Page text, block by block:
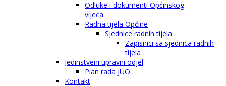
Odluke i dokumenti Općinskog
vijeća
Radna tijela Općine
Sjednice radnih tijela
Zapisnici sa sjednica radnih
tijela
Jedinstveni upravni odjel
Plan rada JUO
Kontakt